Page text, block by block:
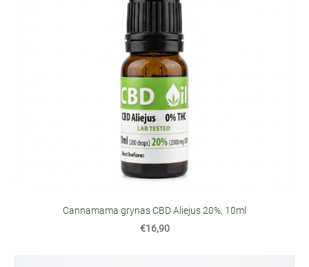
Cannamama grynas CBD Aliejus 20%, 10ml
€16,90